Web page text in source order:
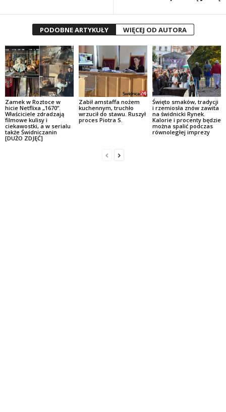
PODOBNE ARTYKUŁY WIĘCEJ OD AUTORA
Zamek w Roztoce w
hicie Netflixa „1670”.
Właściciele zdradzają
filmowe kulisy i
ciekawostki, a w serialu
także Świdniczanin
[DUŻO ZDJĘĆ]
Zabił amstaffa nożem
kuchennym, truchło
wrzucił do stawu. Ruszył
proces Piotra S.
Święto smaków, tradycji
i rzemiosła znów zawita
na świdnicki Rynek.
Kalorie i procenty będzie
można spalić podczas
równoległej imprezy